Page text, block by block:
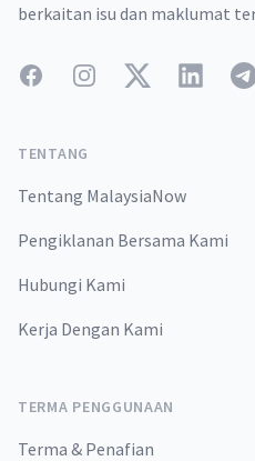
berkaitan isu dan maklumat
FacebookInstagramTwitterLinkedIn
TENTANG
Tentang MalaysiaNow
Pengiklanan Bersama Kami
Hubungi Kami
Kerja Dengan Kami
TERMA PENGGUNAAN
Terma & Penafian